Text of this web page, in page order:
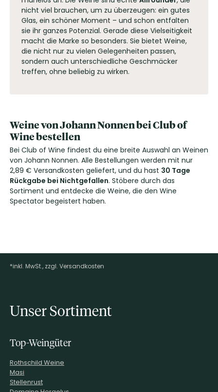
nicht viel brauchen, um zu überzeugen: ein gutes
Glas, ein schöner Moment – und schon entfalten
sie ihr ganzes Potenzial. Gerade diese Vielseitigkeit
macht die Marke so besonders. Sie bietet Weine,
die nicht nur zu vielen Gelegenheiten passen,
sondern auch unterschiedliche Geschmäcker
treffen, ohne beliebig zu wirken.
Weine von Johann Nonnen bei Club of
Wine bestellen
Bei Club of Wine findest du eine breite Auswahl an Weinen
von Johann Nonnen. Alle Bestellungen werden mit nur
2,89 € Versandkosten geliefert, und du hast 30 Tage
Rückgabe bei Nichtgefallen. Stöbere durch das
Sortiment und entdecke die Weine, die den Wine
Spectator begeistert haben.
Footer-Menü
*inkl. MwSt., zzgl. Versandkosten
Unser Sortiment
Top-Weingüter
Rothschild Weine
Masi
Stellenrust